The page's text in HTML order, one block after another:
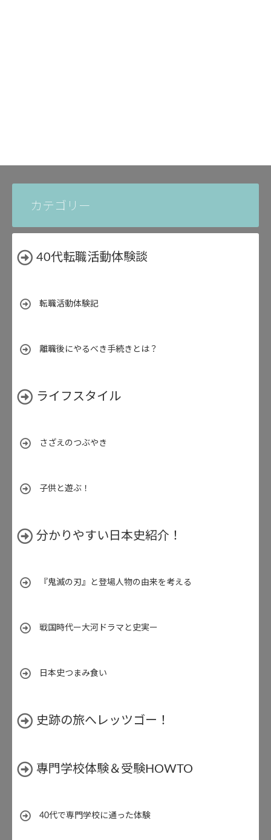
カテゴリー
40代転職活動体験談
転職活動体験記
離職後にやるべき手続きとは？
ライフスタイル
さざえのつぶやき
子供と遊ぶ！
分かりやすい日本史紹介！
『鬼滅の刃』と登場人物の由来を考える
戦国時代ー大河ドラマと史実ー
日本史つまみ食い
史跡の旅へレッツゴー！
專門学校体験＆受験HOWTO
40代で専門学校に通った体験